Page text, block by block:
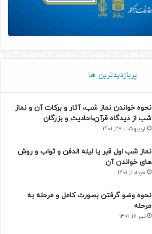
پربازدیدترین ها
نحوه خواندن نماز شب، آثار و برکات آن و نماز
شب از دیدگاه قرآن،احادیث و بزرگان
اردیبهشت 27, 1401
نماز شب اول قبر یا لیله الدفن و ثواب و روش
های خواندن آن
خرداد 1, 1401
نحوه وضو گرفتن بصورت کامل و مرحله به
مرحله
تیر 16, 1401